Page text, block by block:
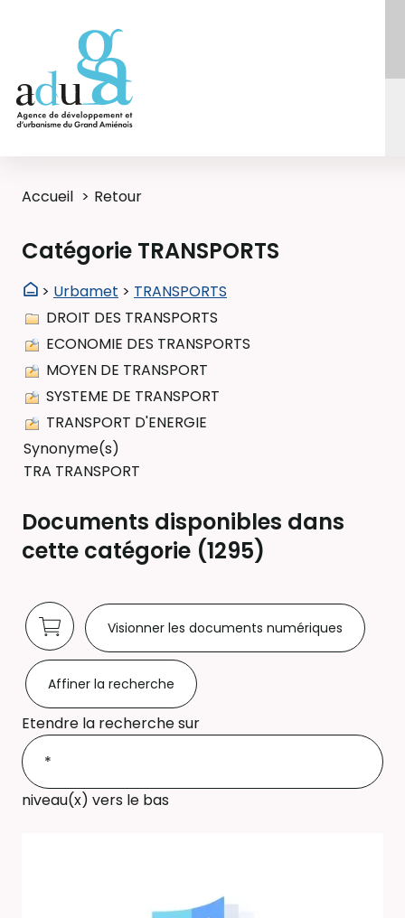
Accueil Retour
Catégorie TRANSPORTS
> Urbamet > TRANSPORTS
DROIT DES TRANSPORTS
ECONOMIE DES TRANSPORTS
MOYEN DE TRANSPORT
SYSTEME DE TRANSPORT
TRANSPORT D'ENERGIE
Synonyme(s)
TRA TRANSPORT
Documents disponibles dans
cette catégorie (1295)
Visionner les documents numériques
Affiner la recherche
Etendre la recherche sur
niveau(x) vers le bas